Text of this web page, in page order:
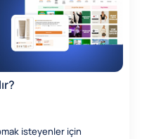
isteyenler için